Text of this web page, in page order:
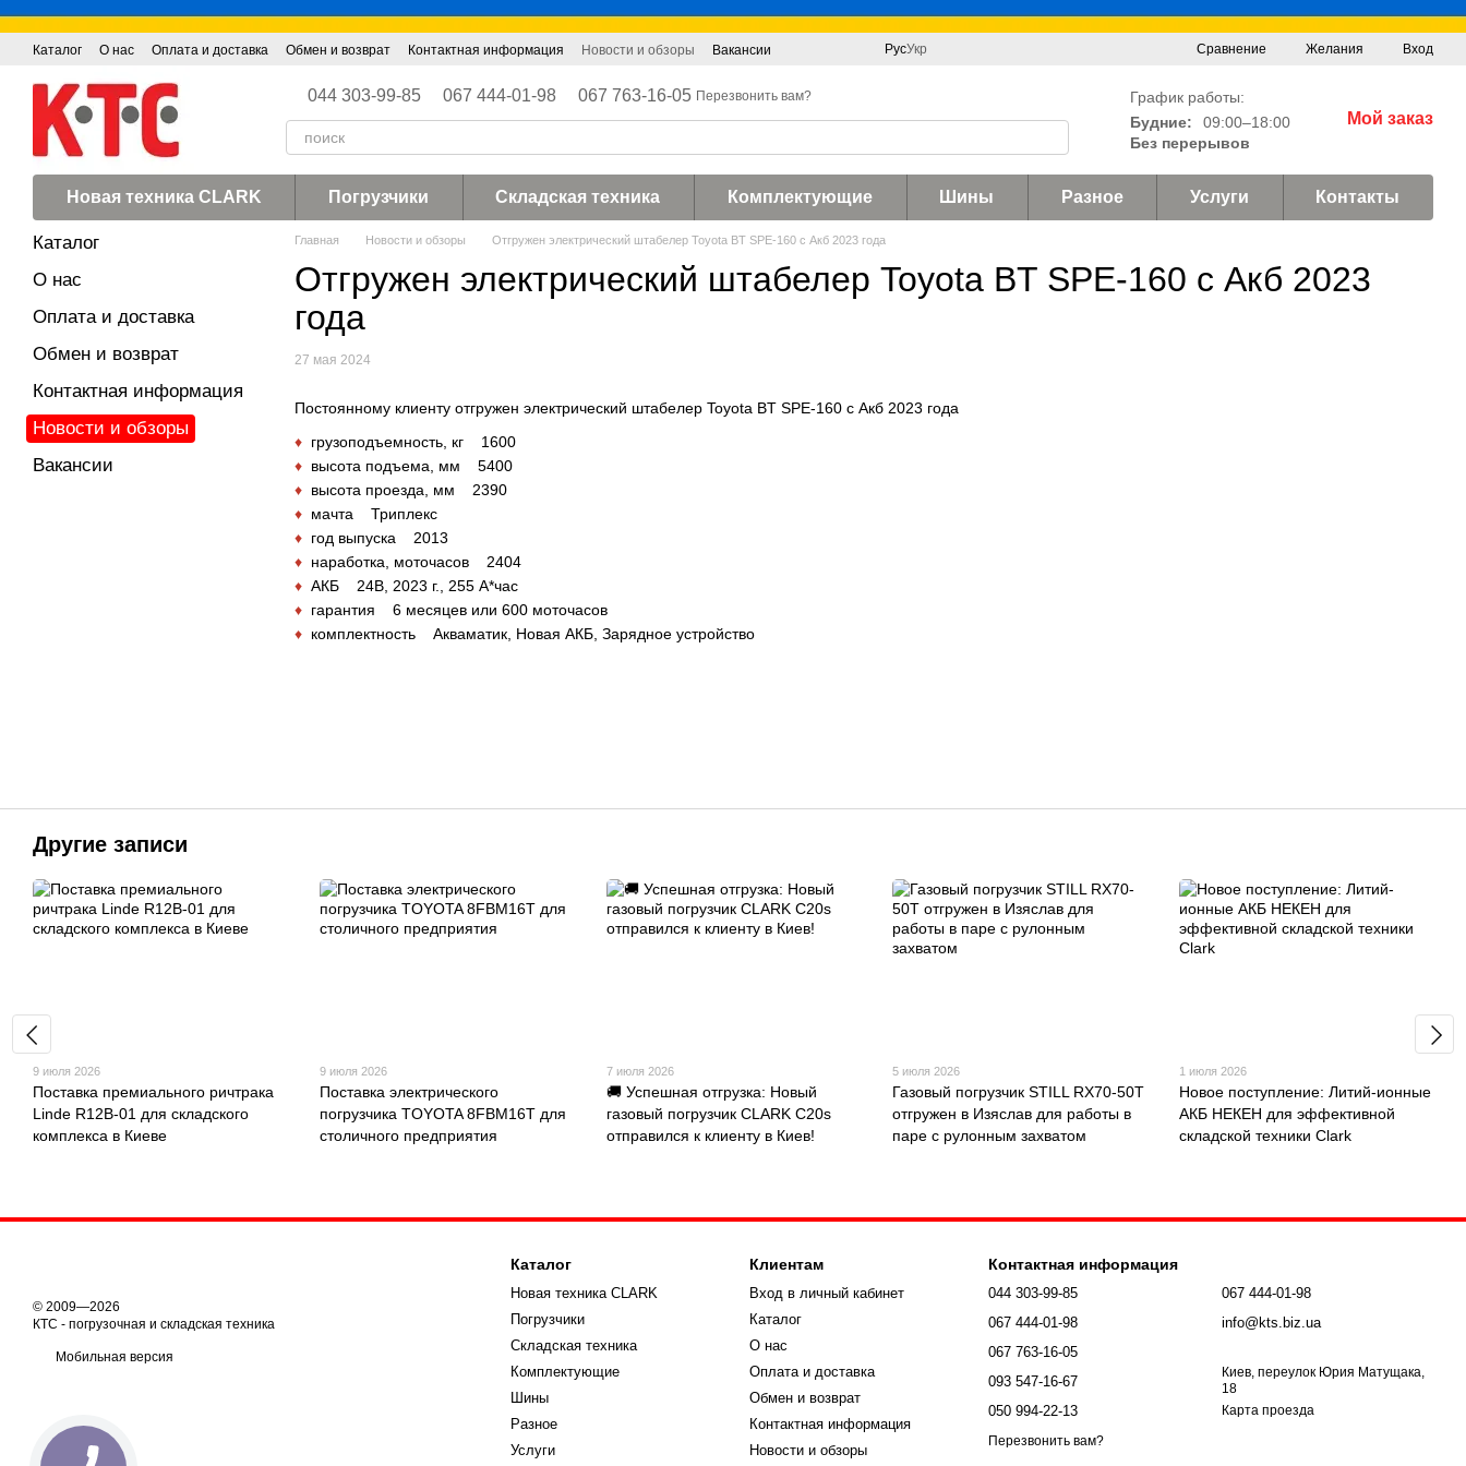
Перейти к основному контенту
Каталог О нас Оплата и доставка Обмен и возврат Контактная информация Новости и обзоры Вакансии РусУкр Сравнение Желания Вход
044 303-99-85 067 444-01-98 067 763-16-05 Перезвонить вам?
График работы:
Будние:
09:00–18:00
Без перерывов
Мой заказ
Новая техника CLARK Погрузчики Складская техника Комплектующие Шины Разное Услуги Контакты
Главная Новости и обзоры Отгружен электрический штабелер Toyota BT SPE-160 c Акб 2023 года
Отгружен электрический штабелер Toyota BT SPE-160 c Акб 2023
года
27 мая 2024
Постоянному клиенту отгружен электрический штабелер Toyota BT SPE-160 c Акб 2023 года
♦ грузоподъемность, кг 1600
♦ высота подъема, мм 5400
♦ высота проезда, мм 2390
♦ мачта Триплекс
♦ год выпуска 2013
♦ наработка, моточасов 2404
♦ АКБ 24В, 2023 г., 255 А*час
♦ гарантия 6 месяцев или 600 моточасов
♦ комплектность Акваматик, Новая АКБ, Зарядное устройство
Каталог
О нас
Оплата и доставка
Обмен и возврат
Контактная информация
Новости и обзоры
Вакансии
Другие записи
9 июля 2026
Поставка премиального ричтрака
Linde R12B-01 для складского
комплекса в Киеве
9 июля 2026
Поставка электрического
погрузчика TOYOTA 8FBM16T для
столичного предприятия
7 июля 2026
🚚 Успешная отгрузка: Новый
газовый погрузчик CLARK C20s
отправился к клиенту в Киев!
5 июля 2026
Газовый погрузчик STILL RX70-50T
отгружен в Изяслав для работы в
паре с рулонным захватом
1 июля 2026
Новое поступление: Литий-ионные
АКБ НЕКЕН для эффективной
складской техники Clark
© 2009—2026
КТС - погрузочная и складская техника
Мобильная версия
Каталог
Новая техника CLARK
Погрузчики
Складская техника
Комплектующие
Шины
Разное
Услуги
Клиентам
Вход в личный кабинет
Каталог
О нас
Оплата и доставка
Обмен и возврат
Контактная информация
Новости и обзоры
Контактная информация
044 303-99-85
067 444-01-98
067 763-16-05
093 547-16-67
050 994-22-13
Перезвонить вам?
067 444-01-98
info@kts.biz.ua
Киев, переулок Юрия Матущака,
18
Карта проезда